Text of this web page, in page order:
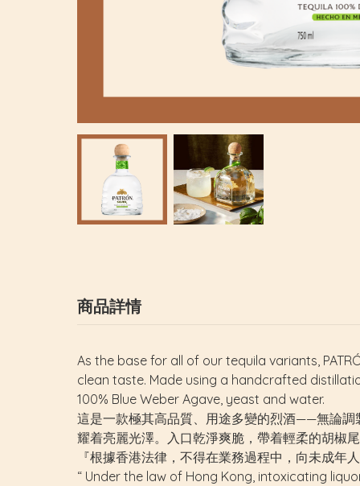
商品詳情
As the base for all of our tequila variants,
clean taste. Made using a handcrafted
100% Blue Weber Agave, yeast and water.
這是一款極其高品質、用途多變的烈酒——無論調
耀着亮麗光澤。入口乾淨爽脆，帶着輕柔的胡椒
『根據香港法律，不得在業務過程中，向未成年
“ Under the law of Hong Kong, intoxicating